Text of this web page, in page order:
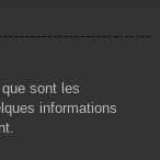
sont les
informations